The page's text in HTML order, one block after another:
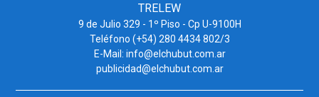
TRELEW
9 de Julio 329 - 1º Piso - Cp U-9100H
Teléfono (+54) 280 4434 802/3
E-Mail: info@elchubut.com.ar
publicidad@elchubut.com.ar